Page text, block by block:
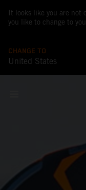
It looks like you are not
you like to change to
CHANGE TO
United States